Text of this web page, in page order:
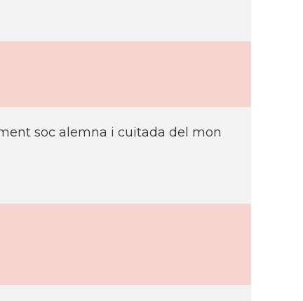
soc alemna i cuitada del mon